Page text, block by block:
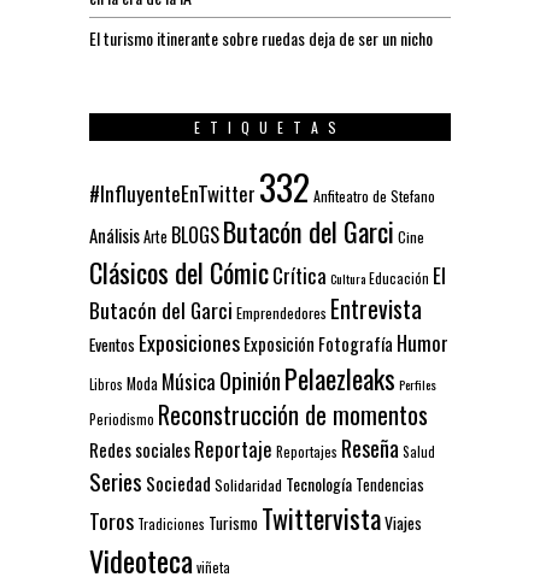
El turismo itinerante sobre ruedas deja de ser un nicho
ETIQUETAS
#InfluyenteEnTwitter 332 Anfiteatro de Stefano
AnálisisArte BLOGSButacón del Garci Cine
Clásicos del CómicCrítica CulturaEducación El
Butacón del Garci Emprendedores Entrevista
Eventos ExposicionesExposición Fotografía Humor
Libros Moda Música OpiniónPelaezleaks Perfiles
Periodismo Reconstrucción de momentos
Redes socialesReportaje Reportajes Reseña Salud
Series Sociedad Solidaridad Tecnología Tendencias
Toros Tradiciones Turismo TwittervistaViajes
Videoteca viñeta